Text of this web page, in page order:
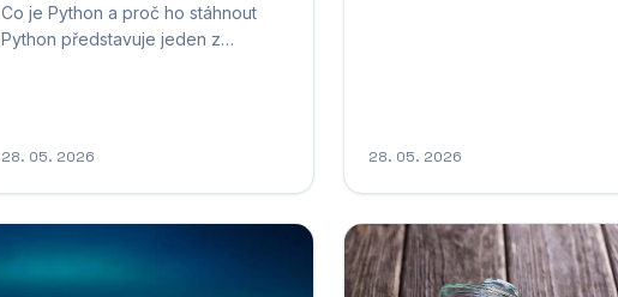
Co je Python a proč ho stáhnout
Python představuje jeden z
programovací jazyk vysoké úrovně
se vyznačuje čitelnou syntaxí a
jednoduchostью použití,...
28. 05. 2026
příslušnosti pro všechny
projekty, které chtějí...
28. 05. 2026